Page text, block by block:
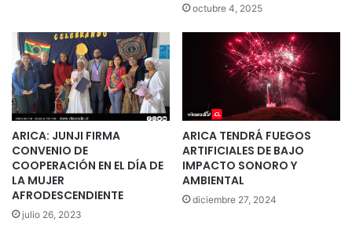
octubre 4, 2025
ARICA: JUNJI FIRMA
CONVENIO DE
COOPERACIÓN EN EL DÍA DE
LA MUJER
AFRODESCENDIENTE
julio 26, 2023
ARICA TENDRÁ FUEGOS
ARTIFICIALES DE BAJO
IMPACTO SONORO Y
AMBIENTAL
diciembre 27, 2024